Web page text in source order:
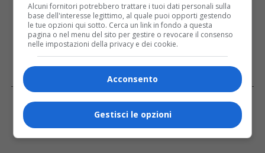
Alcuni fornitori potrebbero trattare i tuoi dati personali sulla
base dell'interesse legittimo, al quale puoi opporti gestendo
le tue opzioni qui sotto. Cerca un link in fondo a questa
pagina o nel menu del sito per gestire o revocare il consenso
nelle impostazioni della privacy e dei cookie.
Acconsento
Gestisci le opzioni